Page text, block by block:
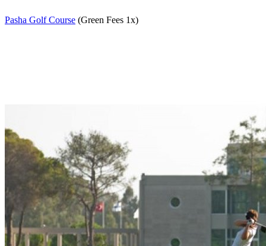
Pasha Golf Course (Green Fees 1x)